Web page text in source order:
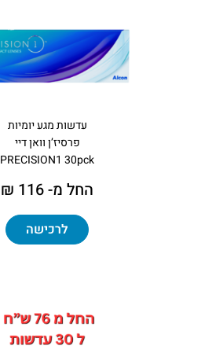
עדשות מגע יומיות
פרסיז’ן וואן דיי
PRECISION1 30pck
החל מ- 116 ₪
לרכישה